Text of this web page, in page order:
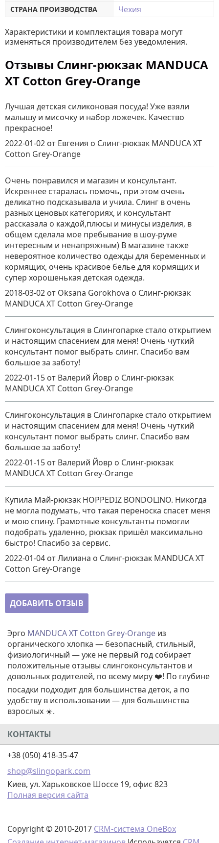
СТРАНА ПРОИЗВОДСТВА Чехия
Характеристики и комплектация товара могут
изменяться производителем без уведомления.
Отзывы Слинг-рюкзак MANDUCA
XT Cotton Grey-Orange
Лучшая детская силиконовая посуда! Уже взяли
малышу и мисочку и набор ложечек. Качество
прекрасное!
2022-01-02 от Евгения о Слинг-рюкзак MANDUCA XT
Cotton Grey-Orange
Очень понравился и магазин и консультант.
Искреннее старалась помочь, при этом очень
деликатно подсказывала и учила. Слинг в очень
разных ценовых категориях, и консультант
рассказала о каждой,плюсы и минусы изделия, в
общем сделала мое пребывание в шоу-руме
интересным и ненапряжным) В магазине также
невероятное количество одежды для беременных и
кормящих, очень красивое белье для кормящих и
супер хорошенькая детская одежда.
2018-03-02 от Oksana Gorokhova о Слинг-рюкзак
MANDUCA XT Cotton Grey-Orange
Слингоконсультация в Слингопарке стало открытием
и настоящим спасением для меня! Очень чуткий
консультант помог выбрать слинг. Спасибо вам
большое за заботу!
2022-01-15 от Валерий Йовр о Слинг-рюкзак
MANDUCA XT Cotton Grey-Orange
Слингоконсультация в Слингопарке стало открытием
и настоящим спасением для меня! Очень чуткий
консультант помог выбрать слинг. Спасибо вам
большое за заботу!
2022-01-15 от Валерий Йовр о Слинг-рюкзак
MANDUCA XT Cotton Grey-Orange
Купила Май-рюкзак HOPPEDIZ BONDOLINO. Никогда
не могла подумать, что такая переноска спасет меня
и мою спину. Грамотные консультанты помогли
подобрать удаленно, рюкзак пришёл максимально
быстро! Спасибо за сервис.
2022-01-04 от Лилиана о Слинг-рюкзак MANDUCA XT
Cotton Grey-Orange
ДОБАВИТЬ ОТЗЫВ
Эрго MANDUCA XT Cotton Grey-Orange из
органического хлопка — безопасный, стильный,
физиологичный — уже не первый год собирает
положительные отзывы слингоконсультантов и
довольных родителей, по всему миру ❤️! По глубине
посадки подходит для большинства деток, а по
удобству в использовании — для большинства
взрослых ☀️.
КОНТАКТЫ
+38 (050) 418-35-47
shop@slingopark.com
Киев, ул. Харьковское Шоссе 19, офис 823
Полная версия сайта
Copyright © 2010-2017 CRM-система OneBox